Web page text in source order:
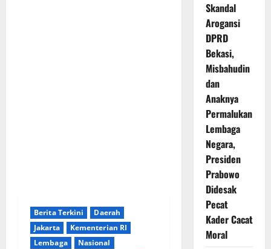
Berita Terkini
Daerah
Jakarta
Kementerian RI
Lembaga
Nasional
Skandal
Arogansi
DPRD
Bekasi,
Misbahudin
dan
Anaknya
Permalukan
Lembaga
Negara,
Presiden
Prabowo
Didesak
Pecat
Kader Cacat
Moral